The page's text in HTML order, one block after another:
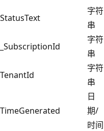
StatusText
字符
串
_SubscriptionId
字符
串
TenantId
字符
串
TimeGenerated
日
期/
时间